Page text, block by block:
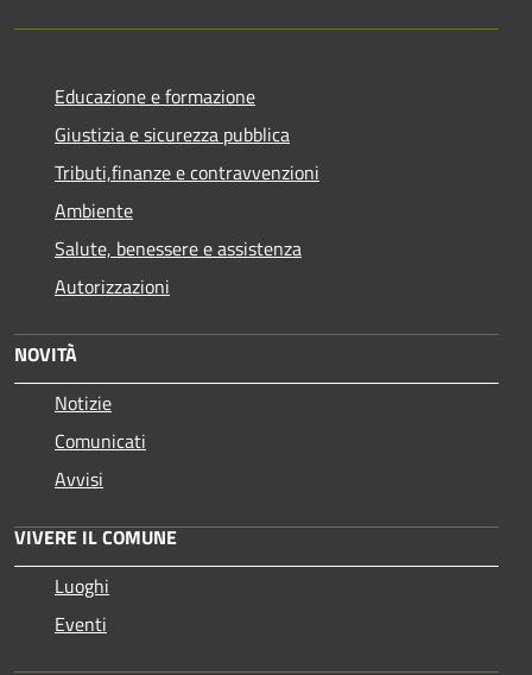
Educazione e formazione
Giustizia e sicurezza pubblica
Tributi,finanze e contravvenzioni
Ambiente
Salute, benessere e assistenza
Autorizzazioni
NOVITÀ
Notizie
Comunicati
Avvisi
VIVERE IL COMUNE
Luoghi
Eventi